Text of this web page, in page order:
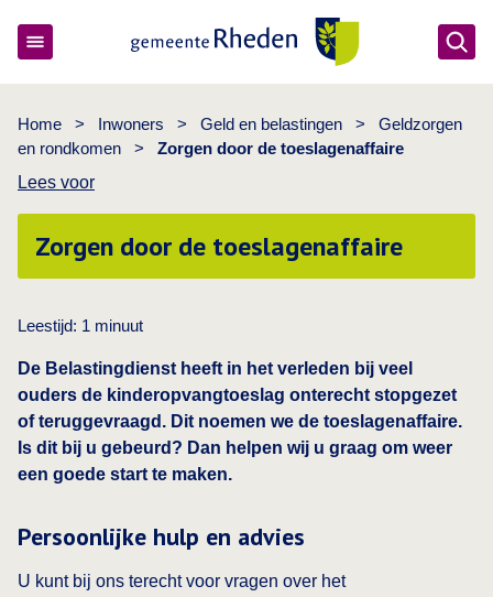
Home > Inwoners > Geld en belastingen >
Geldzorgen
en rondkomen
>
Zorgen door de toeslagenaffaire
Lees voor
Zorgen door de toeslagenaffaire
Leestijd: 1 minuut
De Belastingdienst heeft in het verleden bij veel
ouders de kinderopvangtoeslag onterecht stopgezet
of teruggevraagd. Dit noemen we de toeslagenaffaire.
Is dit bij u gebeurd? Dan helpen wij u graag om weer
een goede start te maken.
Persoonlijke hulp en advies
U kunt bij ons terecht voor vragen over het